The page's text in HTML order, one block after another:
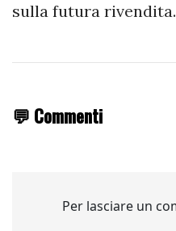
sulla futura rivendita.
💬 Commenti